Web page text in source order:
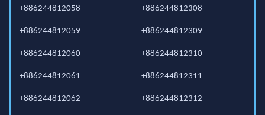
+886244812058
+886244812059
+886244812060
+886244812061
+886244812062
+886244812308
+886244812309
+886244812310
+886244812311
+886244812312